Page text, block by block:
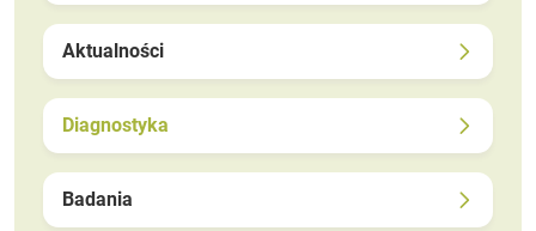
Aktualności
Diagnostyka
Badania